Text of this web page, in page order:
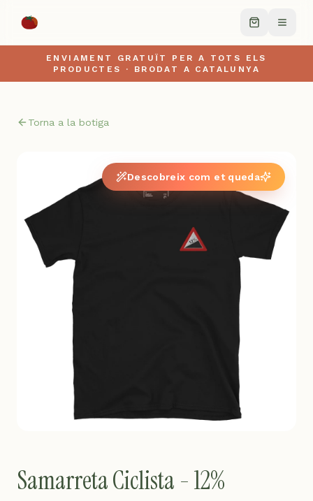
ENVIAMENT GRATUÏT PER A TOTS ELS
PRODUCTES · BRODAT A CATALUNYA
Torna a la botiga
Descobreix com et queda
Samarreta Ciclista - 12%